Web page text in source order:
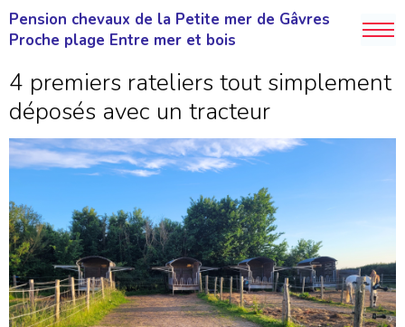
Pension chevaux de la Petite mer de Gâvres
Proche plage Entre mer et bois
4 premiers rateliers tout simplement
déposés avec un tracteur